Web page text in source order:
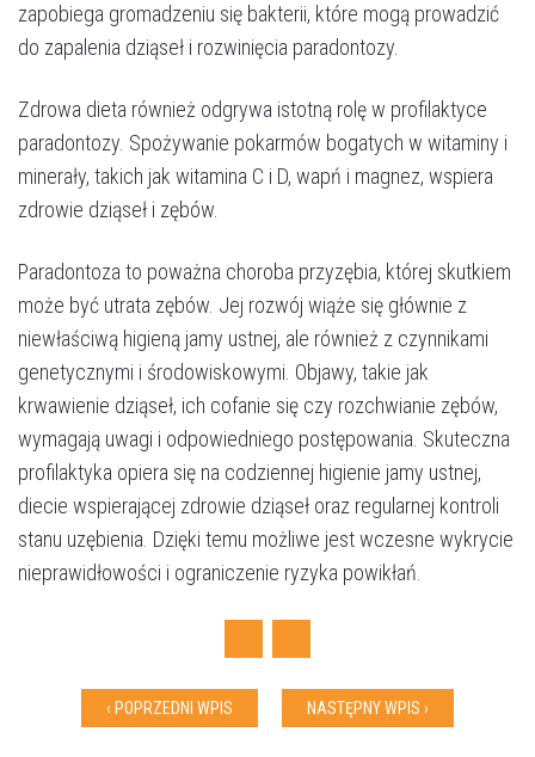
zapobiega gromadzeniu się bakterii, które mogą prowadzić
do zapalenia dziąseł i rozwinięcia paradontozy.
Zdrowa dieta również odgrywa istotną rolę w profilaktyce
paradontozy. Spożywanie pokarmów bogatych w witaminy i
minerały, takich jak witamina C i D, wapń i magnez, wspiera
zdrowie dziąseł i zębów.
Paradontoza to poważna choroba przyzębia, której skutkiem
może być utrata zębów. Jej rozwój wiąże się głównie z
niewłaściwą higieną jamy ustnej, ale również z czynnikami
genetycznymi i środowiskowymi. Objawy, takie jak
krwawienie dziąseł, ich cofanie się czy rozchwianie zębów,
wymagają uwagi i odpowiedniego postępowania. Skuteczna
profilaktyka opiera się na codziennej higienie jamy ustnej,
diecie wspierającej zdrowie dziąseł oraz regularnej kontroli
stanu uzębienia. Dzięki temu możliwe jest wczesne wykrycie
nieprawidłowości i ograniczenie ryzyka powikłań.
Facebook
Twitter
‹ POPRZEDNI WPIS NASTĘPNY WPIS ›
Akceptuję politykę prywatności
WYŚLIJ WIADOMOŚĆ